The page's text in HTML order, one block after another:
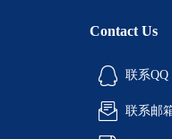
Contact Us
联系QQ
联系邮